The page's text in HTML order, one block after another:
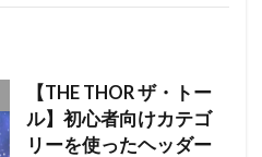
【THE THOR ザ・トー
ル】初心者向けカテゴ
リーを使ったヘッダー